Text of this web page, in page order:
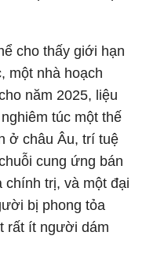
cho thấy giới hạn
một nhà hoạch
năm 2025, liệu
túc một thế
ở châu Âu, trí tuệ
cung ứng bán
trị, và một đại
bị phong tỏa
rất ít người dám